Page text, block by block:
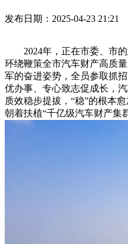
发布日期：2025-04-23 21:21
2024年，正在市委、市的
环绕鞭策全市汽车财产高质
军的奋进姿势，全员参取抓
优办事、专心致志促成长，
质效稳步提拔，“稳”的根本
朝着扶植“千亿级汽车财产集